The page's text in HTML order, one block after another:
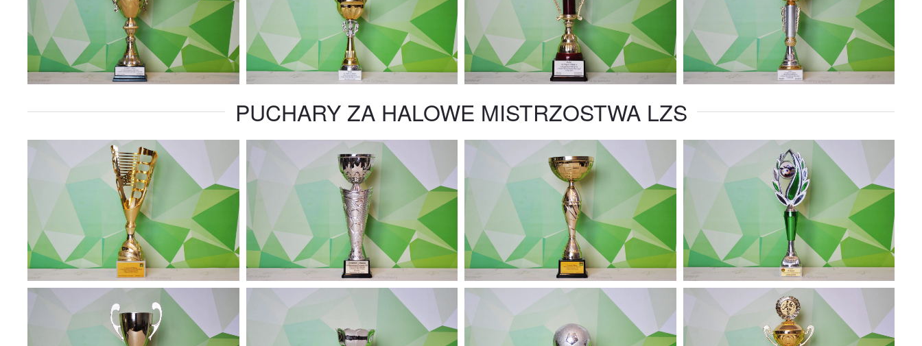
PUCHARY ZA HALOWE MISTRZOSTWA LZS